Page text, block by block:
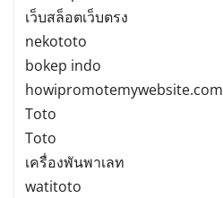
เว็บสล็อตเว็บตรง
nekototo
bokep indo
howipromotemywebsite.com
Toto
Toto
เครื่องพันพาเลท
watitoto